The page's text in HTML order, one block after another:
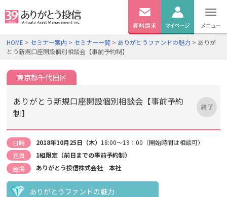
無料資料
ログイン
HOME > セミナー案内 > セミナー一覧 > ありがとうファンドの魅力 > ありが
とう新規口座開設個別相談会【事前予約制】
東京都千代田区
ありがとう新規口座開設個別相談会【事前予約
制】
日時 2018年10月25日（木） 18:00～19：00（開始時間は相談可）
定員
1組限定（前日までの事前予約制）
会場
ありがとう投信株式会社 本社
ありがとうファンドの魅力